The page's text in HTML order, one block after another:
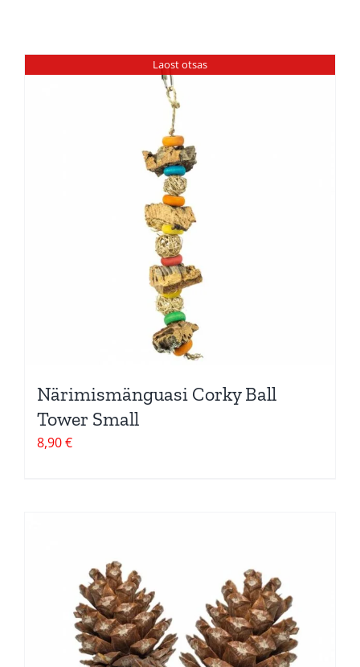
Laost otsas
Närimismänguasi Corky Ball
Tower Small
8,90€